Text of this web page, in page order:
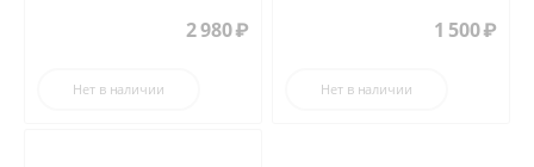
2 980₽
Нет в наличии
1 500₽
Нет в наличии